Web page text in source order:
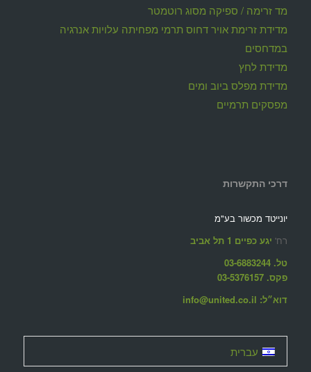
מד זרימה / ספיקה מסוג רוטמטר
מדידת זרימת אויר דחוס תרמי מפחיתה עלויות אנרגיה
במדחסים
מדידת לחץ
מדידת מפלס ביוב ומים
מפסקים תרמיים
דרכי התקשרות
יונייטד מכשור בע"מ
רח' יגע כפיים 1 תל אביב
טל. 03-6883244
פקס. 03-5376157
דוא״ל: info@united.co.il
עברית